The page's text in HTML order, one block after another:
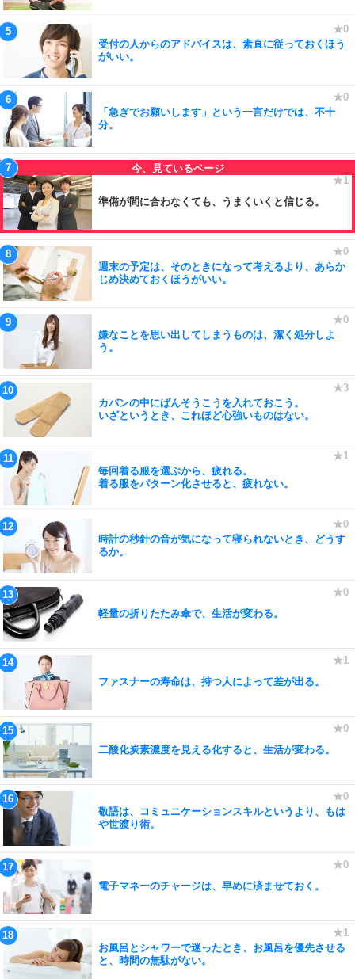
受付の人からのアドバイスは、素直に従っておくほう
がいい。
「急ぎでお願いします」という一言だけでは、不十
分。
準備が間に合わなくても、うまくいくと信じる。
週末の予定は、そのときになって考えるより、あらか
じめ決めておくほうがいい。
嫌なことを思い出してしまうものは、潔く処分しよ
う。
カバンの中にばんそうこうを入れておこう。
いざというとき、これほど心強いものはない。
毎回着る服を選ぶから、疲れる。
着る服をパターン化させると、疲れない。
時計の秒針の音が気になって寝られないとき、どうす
るか。
軽量の折りたたみ傘で、生活が変わる。
ファスナーの寿命は、持つ人によって差が出る。
二酸化炭素濃度を見える化すると、生活が変わる。
敬語は、コミュニケーションスキルというより、もは
や世渡り術。
電子マネーのチャージは、早めに済ませておく。
お風呂とシャワーで迷ったとき、お風呂を優先させる
と、時間の無駄がない。